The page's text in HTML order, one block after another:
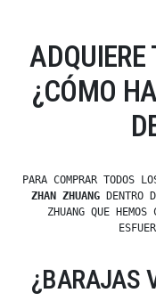
¿CÓMO
PARA COMPRAR TODOS
ZHAN ZHUANG DENTRO
ZHUANG QUE HEMOS
¿BARAJAS